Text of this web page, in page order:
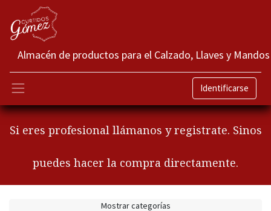
Almacén de productos para el Calzado, Llaves y Mandos
Identificarse
Si eres profesional llámanos y registrate. Sinos
puedes hacer la compra directamente.
Mostrar categorías